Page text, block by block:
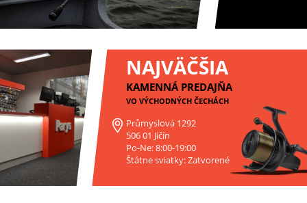
NAJVÄČŠIA
KAMENNÁ PREDAJŇA
VO VÝCHODNÝCH ČECHÁCH
Průmyslová 1292
506 01 Jičín
Po-Ne: 8:00-19:00
Štátne sviatky: Zatvorené